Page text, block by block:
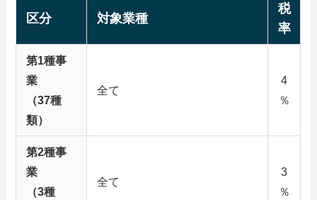
区分 対象業種
税
率
第1種事
業
（37種
類）
全て
4
％
第2種事
業
（3種
全て
3
％